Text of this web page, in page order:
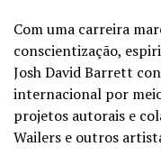
Com uma carreira
conscientização,
Josh David Barrett
internacional por
projetos autorais e
Wailers e outros